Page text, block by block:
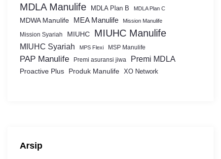
MDLA Manulife MDLA Plan B MDLA Plan C
MDWA Manulife MEA Manulife Mission Manulife
Mission Syariah MIUHC MIUHC Manulife
MIUHC Syariah MPS Flexi MSP Manulife
PAP Manulife Premi asuransi jiwa Premi MDLA
Proactive Plus Produk Manulife XO Network
Arsip